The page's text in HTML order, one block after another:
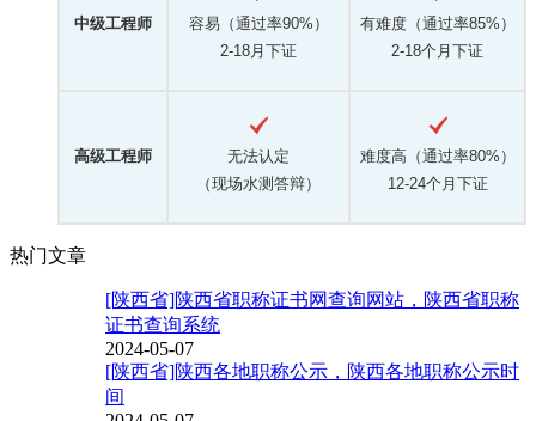
中级工程师
容易（通过率90%）
2-18月下证
有难度（通过率85%）
2-18个月下证
高级工程师
无法认定
（现场水测答辩）
难度高（通过率80%）
12-24个月下证
热门文章
[陕西省]陕西省职称证书网查询网站，陕西省职称
证书查询系统
2024-05-07
[陕西省]陕西各地职称公示，陕西各地职称公示时
间